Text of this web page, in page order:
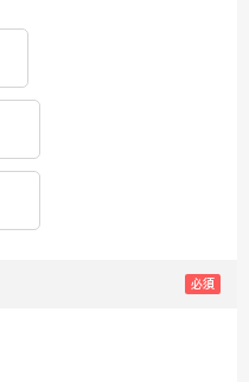
必須